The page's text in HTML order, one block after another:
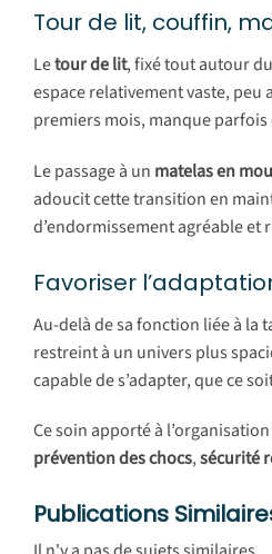
Tour de lit, couffin,
Letour de lit, fixé tout autour du
espace relativement vaste, peu
premiers mois, manque
Le passage à un matelas en
adoucit cette transition en
d’endormissement agréable et
Favoriser
Au-delà de sa fonction liée à la
restreint à un univers plus
capable de s’adapter, que ce
Ce soin apporté à
prévention des chocs,sécurité
Publications